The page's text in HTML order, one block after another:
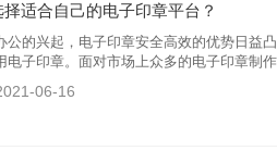
适合自己的电子印章平台？
公的兴起，电子印章安全高效的优势日益
电子印章。面对市场上众多的电子印章制
己的电子印章制作平台呢？
06-16